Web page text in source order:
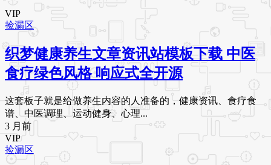
VIP
捡漏区
织梦健康养生文章资讯站模板下载 中医
食疗绿色风格 响应式全开源
这套板子就是给做养生内容的人准备的，健康资讯、食疗食
谱、中医调理、运动健身、心理...
3 月前
VIP
捡漏区